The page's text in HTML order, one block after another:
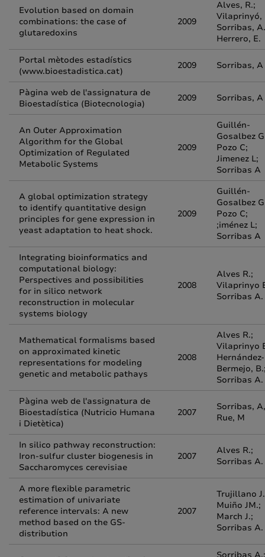
Evolution based on domain
combinations: the case of
glutaredoxins
2009
Alves, R.;
Vilaprinyó,
Sorribas,
Herrero, E.
Portal mètodes estadístics
(www.bioestadistica.cat)
2009 Sorribas, A
Pàgina web de l'assignatura de
Bioestadística (Biotecnologia)
2009 Sorribas, A
An Outer Approximation
Algorithm for the Global
Optimization of Regulated
Metabolic Systems
2009
Guillén-
Gosalbez
Pozo C;
Jimenez L;
Sorribas A
A global optimization strategy
to identify quantitative design
principles for gene expression in
yeast adaptation to heat shock.
2009
Guillén-
Gosalbez
Pozo C;
;iménez L;
Sorribas A
Integrating bioinformatics and
computational biology:
Perspectives and possibilities
for in silico network
reconstruction in molecular
systems biology
2008
Alves R.;
Vilaprinyo
Sorribas A.
Mathematical formalisms based
on approximated kinetic
representations for modeling
genetic and metabolic pathays
2008
Alves R.;
Vilaprinyo
Hernández-
Bermejo,
Sorribas A.
Pàgina web de l'assignatura de
Bioestadística (Nutricio Humana
i Dietètica)
2007
Sorribas, A,
Rue, M
In silico pathway reconstruction:
Iron-sulfur cluster biogenesis in
Saccharomyces cerevisiae
2007
Alves R.;
Sorribas A.
A more flexible parametric
estimation of univariate
reference intervals: A new
method based on the GS-
distribution
2007
Trujillano
Muiño JM.;
March J.;
Sorribas A.